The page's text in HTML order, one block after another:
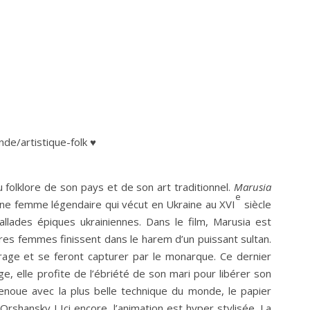
artistique-folk ♥
folklore de son pays et de son art traditionnel. Marusia
femme légendaire qui vécut en Ukraine au XVI
e
siècle
épiques ukrainiennes. Dans le film, Marusia est
femmes finissent dans le harem d’un puissant sultan.
et se feront capturer par le monarque. Ce dernier
elle profite de l’ébriété de son mari pour libérer son
avec la plus belle technique du monde, le papier